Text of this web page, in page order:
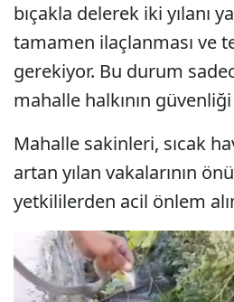
bıçakla delerek iki yılanı
tamamen ilaçlanması ve
gerekiyor. Bu durum
mahalle halkının
Mahalle sakinleri, sıcak
artan yılan vakalarının
yetkililerden acil önlem